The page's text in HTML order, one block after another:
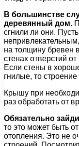
В большинстве
деревянный дом.
сгнили ли они.
на толщину бревен
стенах отверстий
Если стены в
гнилые, то
Крышу при
раз обработать от
Обязательно
то это может быть
отопления. Это не